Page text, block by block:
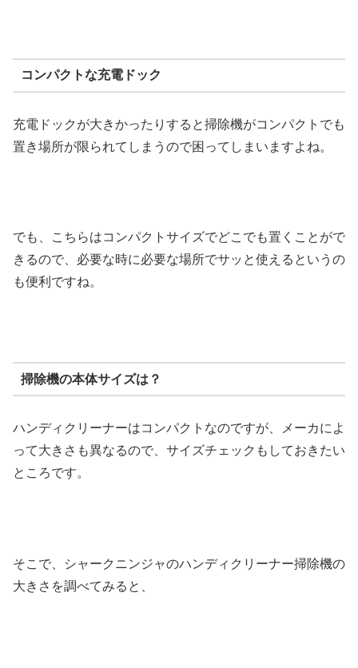
コンパクトな充電ドック
充電ドックが大きかったりすると掃除機がコンパクトでも
置き場所が限られてしまうので困ってしまいますよね。
でも、こちらはコンパクトサイズでどこでも置くことがで
きるので、必要な時に必要な場所でサッと使えるというの
も便利ですね。
掃除機の本体サイズは？
ハンディクリーナーはコンパクトなのですが、メーカによ
って大きさも異なるので、サイズチェックもしておきたい
ところです。
そこで、シャークニンジャのハンディクリーナー掃除機の
大きさを調べてみると、